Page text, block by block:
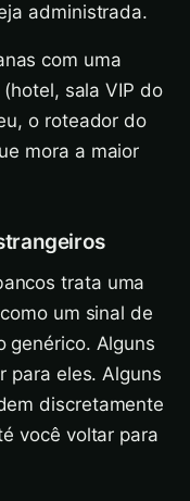
administrada.
com uma
sala VIP do
o roteador do
mora a maior
trata uma
um sinal de
genérico. Alguns
para eles. Alguns
discretamente
você voltar para